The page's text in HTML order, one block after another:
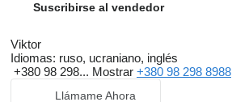
Suscribirse al vendedor
Viktor
Idiomas: ruso, ucraniano, inglés
+380 98 298... Mostrar +380 98 298 8988
Llámame Ahora